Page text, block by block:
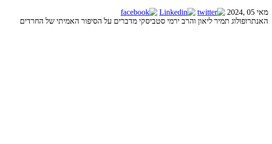
מאי 05 ,2024
האנתרופולוג תמיר ליאון והרב ירמי סטביסקי מדברים על הסיפור האמיתי של החרדים